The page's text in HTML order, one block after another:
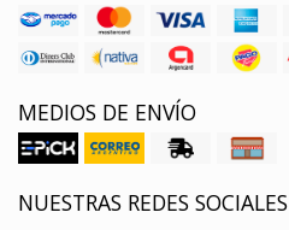
MEDIOS DE ENVÍO
NUESTRAS REDES SOCIALES